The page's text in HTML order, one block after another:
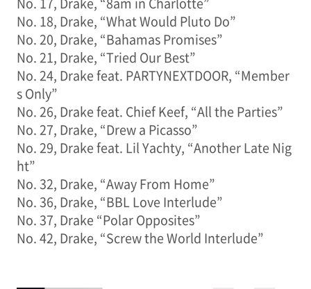
No. 18, Drake, “What Would Pluto Do”
No. 20, Drake, “Bahamas Promises”
No. 21, Drake, “Tried Our Best”
No. 24, Drake feat. PARTYNEXTDOOR, “Member
s Only”
No. 26, Drake feat. Chief Keef, “All the Parties”
No. 27, Drake, “Drew a Picasso”
No. 29, Drake feat. Lil Yachty, “Another Late Nig
ht”
No. 32, Drake, “Away From Home”
No. 36, Drake, “BBL Love Interlude”
No. 37, Drake “Polar Opposites”
No. 42, Drake, “Screw the World Interlude”